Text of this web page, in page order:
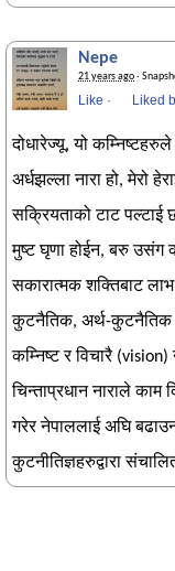
Nepe
21 years ago·
Like · Liked
दोधारेज्यू, यो
अर्धझल्ला नारा हो, मेरो
सक्रियताको टाट
मुष्ट घृणा होईन, बरु उसंग
सकारात्मक शक्तिबाट
कुटनैतिक, अर्थ-कुटनैतिक र
कम्निष्ट र विचारै (vision)
चिन्ताप्रधान नाराले काम
गरेर नेपाललाई अघि
कुटनीतिज्ञहरुद्वारा